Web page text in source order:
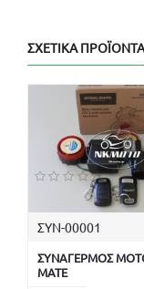
ΣΧΕΤΙΚΆ ΠΡΟΪΌΝΤΑ
ΣΥΝ-00001
ΣΥΝΑΓΕΡΜΟΣ
MATE